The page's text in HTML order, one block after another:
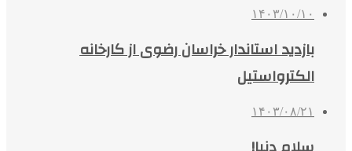
۱۴۰۳/۱۰/۱۰
بازدید استاندار خراسان رضوی از کارخانه
الکترواستیل
۱۴۰۳/۰۸/۲۱